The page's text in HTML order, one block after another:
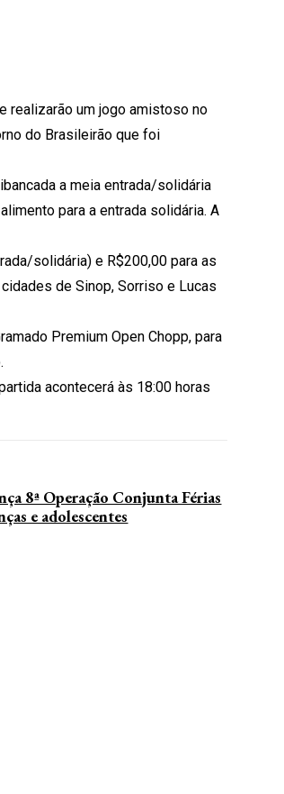
realizarão um jogo amistoso no
do Brasileirão que foi
a meia entrada/solidária
para a entrada solidária. A
solidária) e R$200,00 para as
de Sinop, Sorriso e Lucas
Premium Open Chopp, para
acontecerá às 18:00 horas
8ª Operação Conjunta Férias
e adolescentes